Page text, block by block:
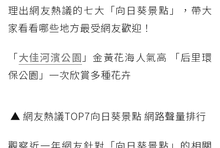
理出網友熱議的七大「向日葵景點」，帶大
家看看哪些地方最受網友歡迎！
「大佳河濱公園 」金黃花海人氣高 「后里環
保公園」一次欣賞多種花卉
▲ 網友熱議TOP7向日葵景點 網路聲量排行
觀察近一年網友針對「向日葵景點」的相關